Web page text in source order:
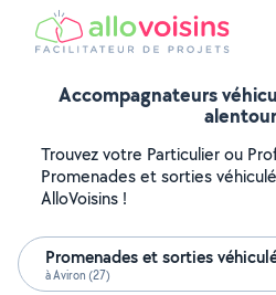
Accompagnateurs
Trouvez votre Particulier ou
Promenades et sorties
AlloVoisins !
Promenades et sorties
à Aviron (27)